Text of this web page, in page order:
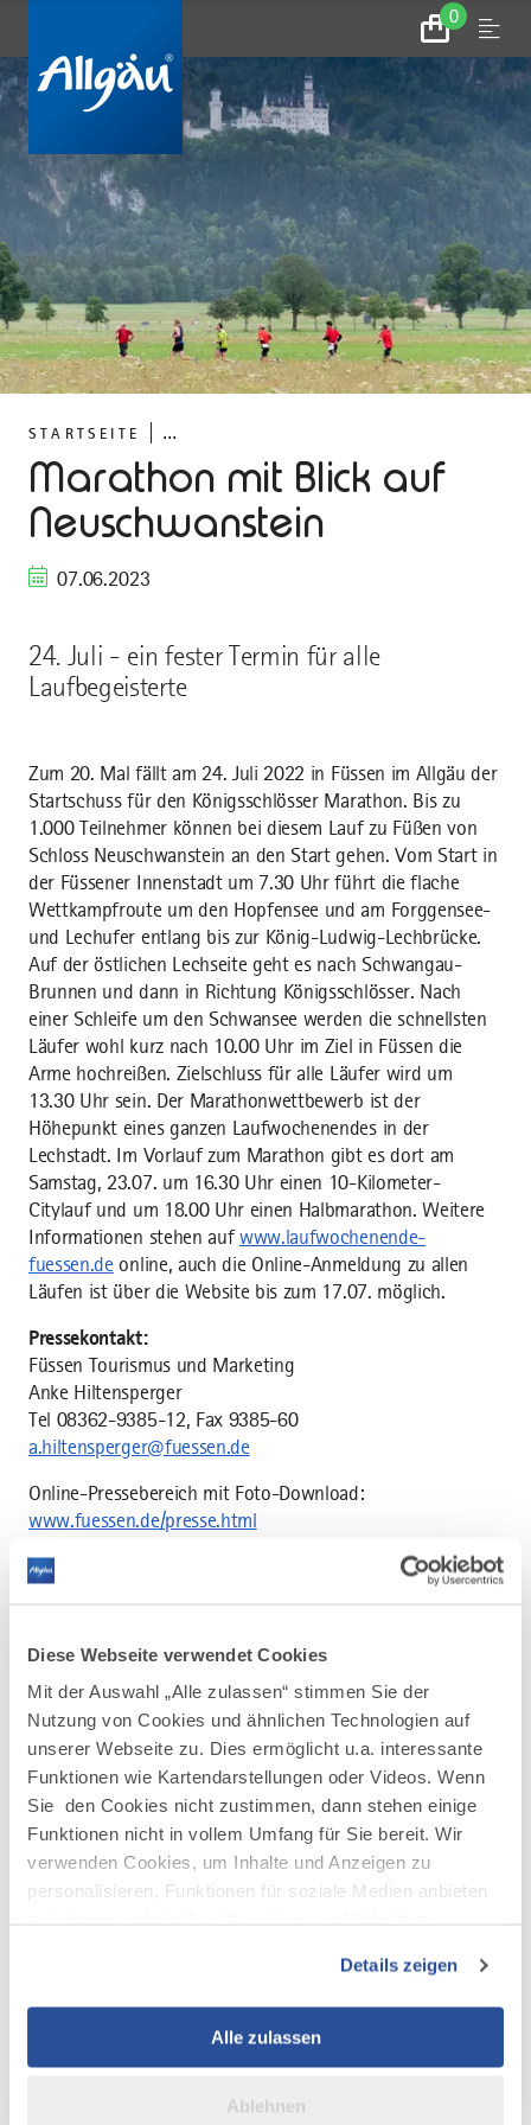
Diese Webseite verwendet Cookies
Mit der Auswahl „Alle zulassen“ stimmen Sie der
Nutzung von Cookies und ähnlichen Technologien auf
unserer Webseite zu. Dies ermöglicht u.a. interessante
Funktionen wie Kartendarstellungen oder Videos. Wenn
Sie den Cookies nicht zustimmen, dann stehen einige
Funktionen nicht in vollem Umfang für Sie bereit. Wir
verwenden Cookies, um Inhalte und Anzeigen zu
personalisieren, Funktionen für soziale Medien anbieten
Verwendung unserer Website an unsere Partner für
soziale Medien, Werbung und Analysen weiter. Unsere
Partner führen diese Informationen möglicherweise mit
weiteren Daten zusammen, die Sie ihnen bereitgestellt
Details zeigen
Alle zulassen
Ablehnen
0
Zum
Warenkorb
Menu
STARTSEITE ...
Marathon mit Blick auf
Neuschwanstein
07.06.2023
24. Juli - ein fester Termin für alle
Laufbegeisterte
Zum 20. Mal fällt am 24. Juli 2022 in Füssen im Allgäu der
Startschuss für den Königsschlösser Marathon. Bis zu
1.000 Teilnehmer können bei diesem Lauf zu Füßen von
Schloss Neuschwanstein an den Start gehen. Vom Start in
der Füssener Innenstadt um 7.30 Uhr führt die flache
Wettkampfroute um den Hopfensee und am Forggensee-
und Lechufer entlang bis zur König-Ludwig-Lechbrücke.
Auf der östlichen Lechseite geht es nach Schwangau-
Brunnen und dann in Richtung Königsschlösser. Nach
einer Schleife um den Schwansee werden die schnellsten
Läufer wohl kurz nach 10.00 Uhr im Ziel in Füssen die
Arme hochreißen. Zielschluss für alle Läufer wird um
13.30 Uhr sein. Der Marathonwettbewerb ist der
Höhepunkt eines ganzen Laufwochenendes in der
Lechstadt. Im Vorlauf zum Marathon gibt es dort am
Samstag, 23.07. um 16.30 Uhr einen 10-Kilometer-
Citylauf und um 18.00 Uhr einen Halbmarathon. Weitere
Informationen stehen aufwww.laufwochenende-
fuessen.de online, auch die Online-Anmeldung zu allen
Läufen ist über die Website bis zum 17.07. möglich.
Pressekontakt:
Füssen Tourismus und Marketing
Anke Hiltensperger
Tel 08362-9385-12, Fax 9385-60
a.hiltensperger@fuessen.de
Online-Pressebereich mit Foto-Download:
www.fuessen.de/presse.html
PM_MARATHON MIT BLICK AUF
NEUSCHWANSTEIN
PDF 62.3 KB
Artikel
mit
Blick
Neuschwanstein
herunterladen
Marathonläufer mit Schloss Neuschwanstein im
Hintergrund © Veranstalter
Bild
Marathonläufer
Schloss
herunterladen